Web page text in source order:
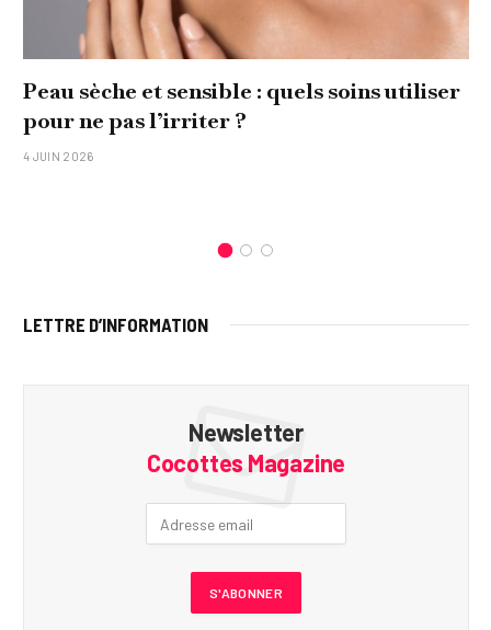
Comment réaliser un tableau personnalisé
original pour sa famille ?
15 JANVIER 2026
LETTRE D’INFORMATION
Newsletter
Cocottes Magazine